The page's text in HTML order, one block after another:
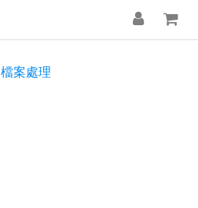
檔案處理